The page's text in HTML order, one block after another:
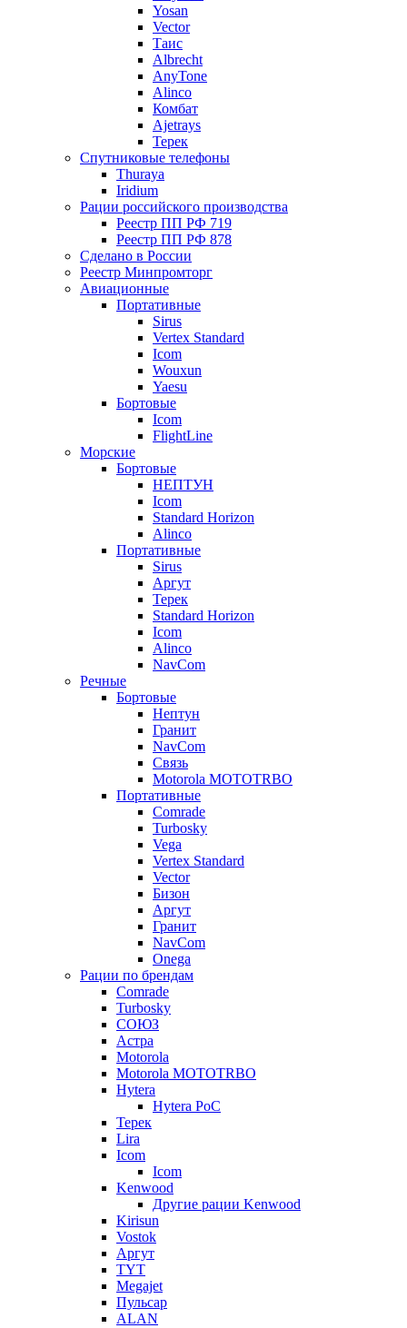
Yosan
Vector
Таис
Albrecht
AnyTone
Alinco
Комбат
Ajetrays
Терек
Спутниковые телефоны
Thuraya
Iridium
Рации российского производства
Реестр ПП РФ 719
Реестр ПП РФ 878
Сделано в России
Реестр Минпромторг
Авиационные
Портативные
Sirus
Vertex Standard
Icom
Wouxun
Yaesu
Бортовые
Icom
FlightLine
Морские
Бортовые
НЕПТУН
Icom
Standard Horizon
Alinco
Портативные
Sirus
Аргут
Терек
Standard Horizon
Icom
Alinco
NavCom
Речные
Бортовые
Нептун
Гранит
NavCom
Связь
Motorola MOTOTRBO
Портативные
Comrade
Turbosky
Vega
Vertex Standard
Vector
Бизон
Аргут
Гранит
NavCom
Onega
Рации по брендам
Comrade
Turbosky
СОЮЗ
Астра
Motorola
Motorola MOTOTRBO
Hytera
Hytera PoC
Терек
Lira
Icom
Icom
Kenwood
Другие рации Kenwood
Kirisun
Vostok
Аргут
TYT
Megajet
Пульсар
ALAN